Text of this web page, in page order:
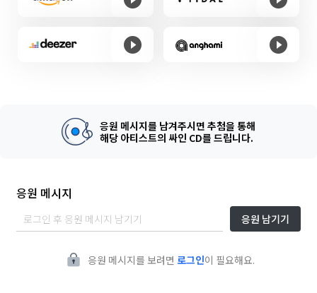
응원 메시지를 남겨주시면 추첨을 통해
해당 아티스트의 싸인 CD를 드립니다.
응원 메시지
응원 남기기
응원 메시지를 보려면 로그인이 필요해요.